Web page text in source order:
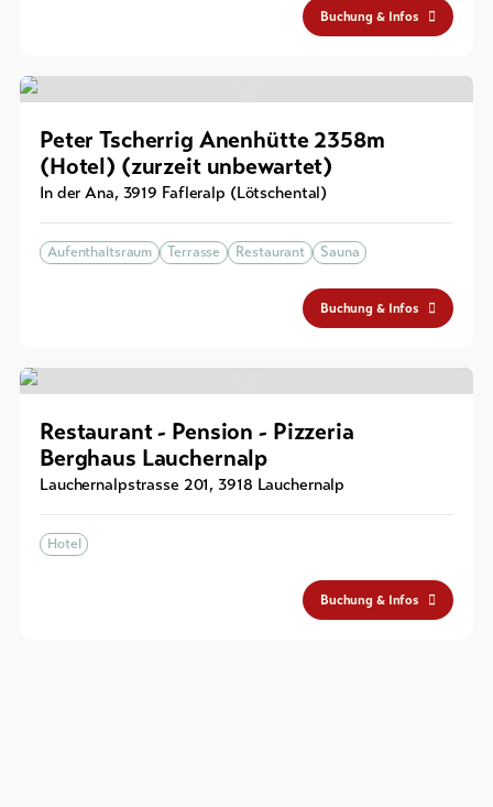
Buchung & Infos
Peter Tscherrig Anenhütte 2358m
(Hotel) (zurzeit unbewartet)
In der Ana, 3919 Fafleralp (Lötschental)
Aufenthaltsraum Terrasse Restaurant Sauna
Buchung & Infos
Restaurant - Pension - Pizzeria
Berghaus Lauchernalp
Lauchernalpstrasse 201, 3918 Lauchernalp
Hotel
Buchung & Infos